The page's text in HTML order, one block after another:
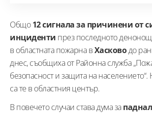
Общо12 сигнала за причинени от
инциденти през последното
в областната пожарна вХасководо
днес, съобщиха от Районна служба
безопасност и защита на
са те в областния център.
В повечето случаи става дума за